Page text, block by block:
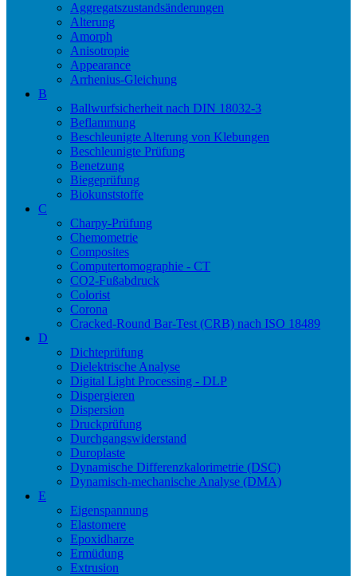
Aggregatszustandsänderungen
Alterung
Amorph
Anisotropie
Appearance
Arrhenius-Gleichung
B
Ballwurfsicherheit nach DIN 18032-3
Beflammung
Beschleunigte Alterung von Klebungen
Beschleunigte Prüfung
Benetzung
Biegeprüfung
Biokunststoffe
C
Charpy-Prüfung
Chemometrie
Composites
Computertomographie - CT
CO2-Fußabdruck
Colorist
Corona
Cracked-Round Bar-Test (CRB) nach ISO 18489
D
Dichteprüfung
Dielektrische Analyse
Digital Light Processing - DLP
Dispergieren
Dispersion
Druckprüfung
Durchgangswiderstand
Duroplaste
Dynamische Differenzkalorimetrie (DSC)
Dynamisch-mechanische Analyse (DMA)
E
Eigenspannung
Elastomere
Epoxidharze
Ermüdung
Extrusion